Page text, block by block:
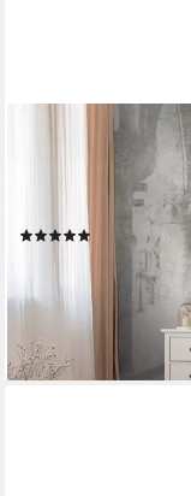
LIVING WALLS
Fototapete THE
Kunst, glatt, matt, (1
Küche Wohnzimmer
ab 51,09 € UVP107,95
lieferbar - in 4-5